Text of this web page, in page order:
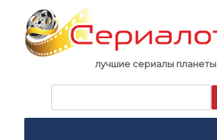
content
лучшие сериалы планеты
поиска: